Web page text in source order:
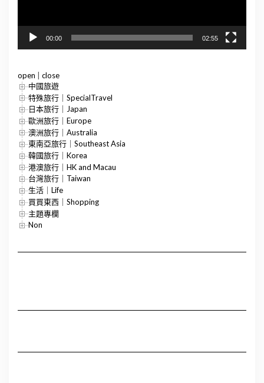
00:00 02:55
open
close
中國旅遊
特殊旅行｜SpecialTravel
日本旅行｜Japan
歐洲旅行｜Europe
澳洲旅行｜Australia
東南亞旅行｜Southeast Asia
韓國旅行｜Korea
港澳旅行｜HK and Macau
台灣旅行｜Taiwan
生活｜Life
買買東西｜Shopping
主題專欄
Non